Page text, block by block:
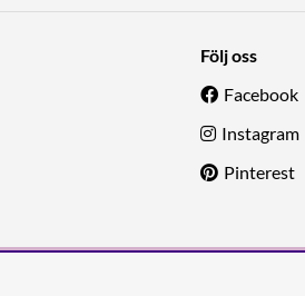
Följ oss
Facebook
Instagram
Pinterest